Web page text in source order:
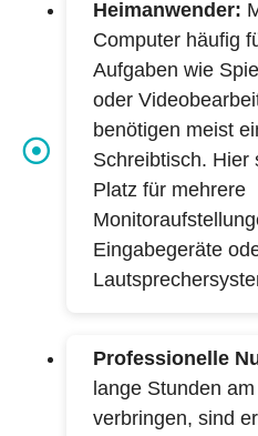
Heimanwender:
Computer häufig
Aufgaben wie
oder
benötigen meist
Schreibtisch. Hier
Platz für mehrere
Eingabegeräte
Professionelle
lange Stunden
verbringen, sind